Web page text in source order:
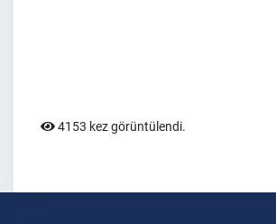
4153 kez görüntülendi.